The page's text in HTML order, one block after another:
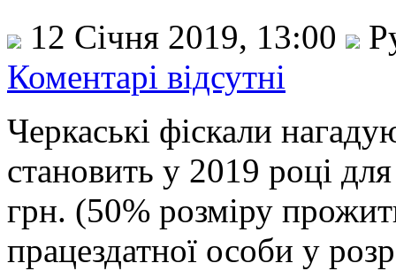
12 Січня 2019, 13:00
Коментарі відсутні
Черкаські фіскали
становить у 2019 році
грн. (50% розміру
працездатної особи у